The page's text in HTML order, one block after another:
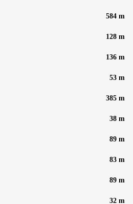
584 m
128 m
136 m
53 m
385 m
38 m
89 m
83 m
89 m
32 m